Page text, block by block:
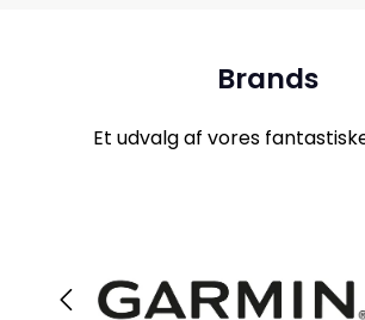
Brands
Et udvalg af vores